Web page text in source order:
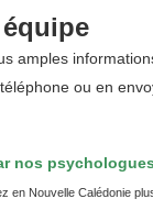
amples
ou en
nos
en Nouvelle Calédonie